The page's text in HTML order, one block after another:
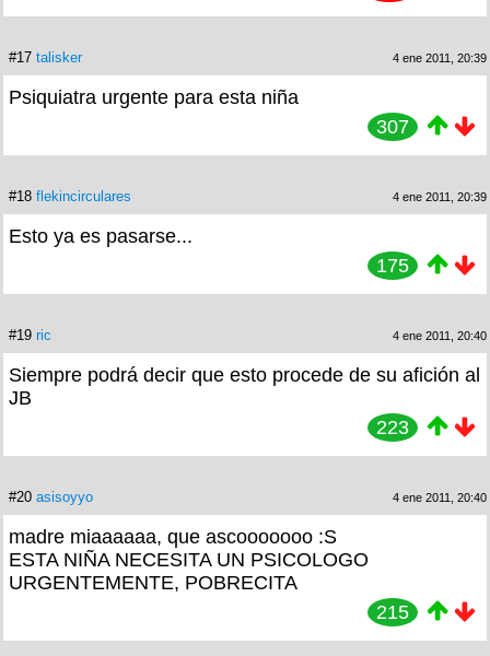
#17 talisker 4 ene 2011, 20:39
Psiquiatra urgente para esta niña
307
#18 flekincirculares 4 ene 2011, 20:39
Esto ya es pasarse...
175
#19 ric 4 ene 2011, 20:40
Siempre podrá decir que esto procede de su afición al
JB
223
#20 asisoyyo 4 ene 2011, 20:40
madre miaaaaaa, que ascooooooo :S
ESTA NIÑA NECESITA UN PSICOLOGO
URGENTEMENTE, POBRECITA
215